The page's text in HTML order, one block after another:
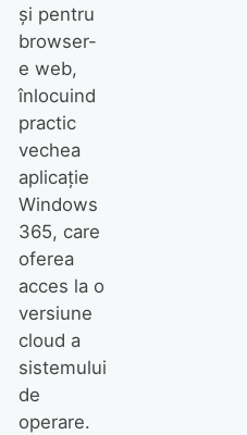
și pentru
browser-
e web,
înlocuind
practic
vechea
aplicație
Windows
365, care
oferea
acces la o
versiune
cloud a
sistemului
de
operare.